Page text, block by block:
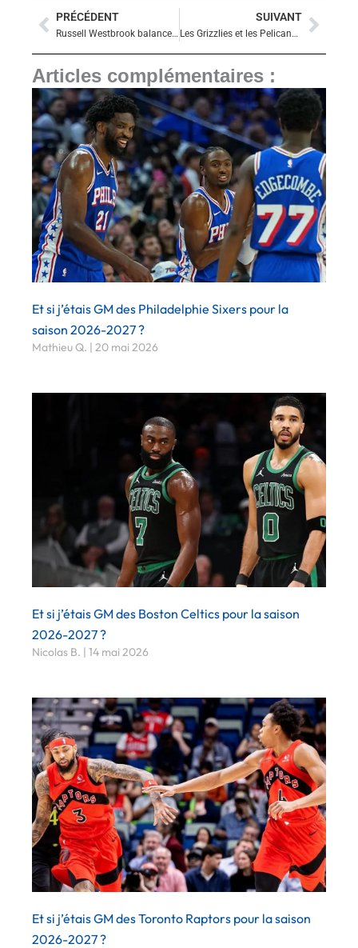
Précédent
PRÉCÉDENT
Russell Westbrook balance sur les Nuggets : « Je n’étais pas le bienvenu »
SUIVANT
Les Grizzlies et les Pelicans vers un déménagement ? La NBA retient son souffle
Articles complémentaires :
Et si j’étais GM des Philadelphie Sixers pour la
saison 2026-2027 ?
Mathieu Q. 20 mai 2026
Et si j’étais GM des Boston Celtics pour la saison
2026-2027 ?
Nicolas B. 14 mai 2026
Et si j’étais GM des Toronto Raptors pour la saison
2026-2027 ?